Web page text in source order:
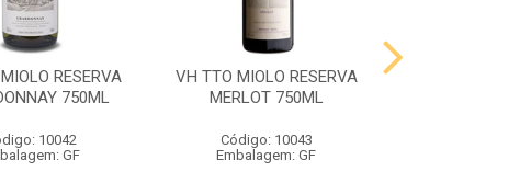
RESERVA
750ML
10042
GF
VH TTO MIOLO RESERVA
MERLOT 750ML
Código: 10043
Embalagem: GF